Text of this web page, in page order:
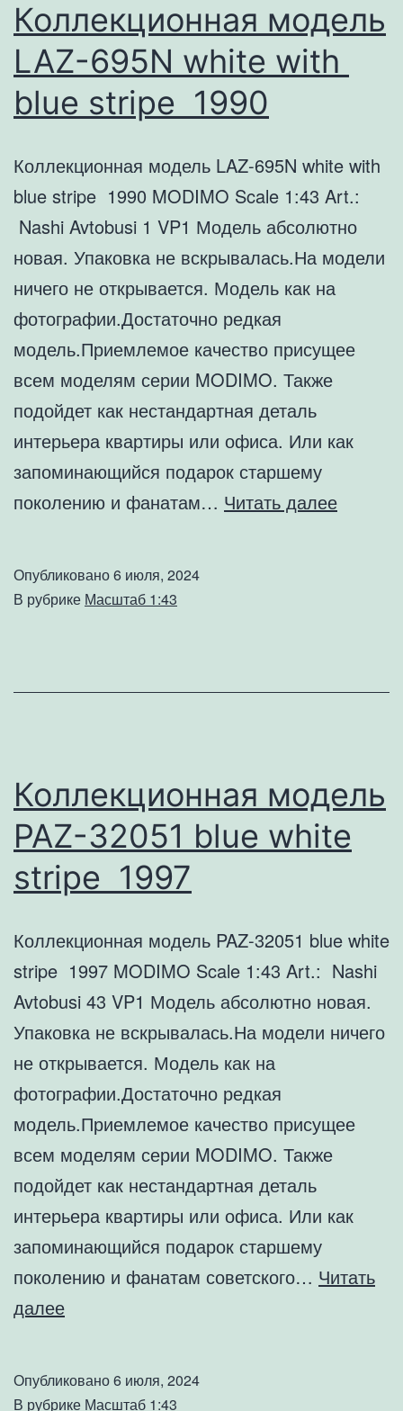
Коллекционная модель
LAZ-695N white with
blue stripe 1990
Коллекционная модель LAZ-695N white with
blue stripe 1990 MODIMO Scale 1:43 Art.:
Nashi Avtobusi 1 VP1 Модель абсолютно
новая. Упаковка не вскрывалась.На модели
ничего не открывается. Модель как на
фотографии.Достаточно редкая
модель.Приемлемое качество присущее
всем моделям серии MODIMO. Также
подойдет как нестандартная деталь
интерьера квартиры или офиса. Или как
запоминающийся подарок старшему
поколению и фанатам… Читать далее
Опубликовано6 июля, 2024
В рубрике Масштаб 1:43
Коллекционная модель
PAZ-32051 blue white
stripe 1997
Коллекционная модель PAZ-32051 blue white
stripe 1997 MODIMO Scale 1:43 Art.: Nashi
Avtobusi 43 VP1 Модель абсолютно новая.
Упаковка не вскрывалась.На модели ничего
не открывается. Модель как на
фотографии.Достаточно редкая
модель.Приемлемое качество присущее
всем моделям серии MODIMO. Также
подойдет как нестандартная деталь
интерьера квартиры или офиса. Или как
запоминающийся подарок старшему
поколению и фанатам советского… Читать
далееКоллекционная
32051
Опубликовано6 июля, 2024
В рубрике Масштаб 1:43